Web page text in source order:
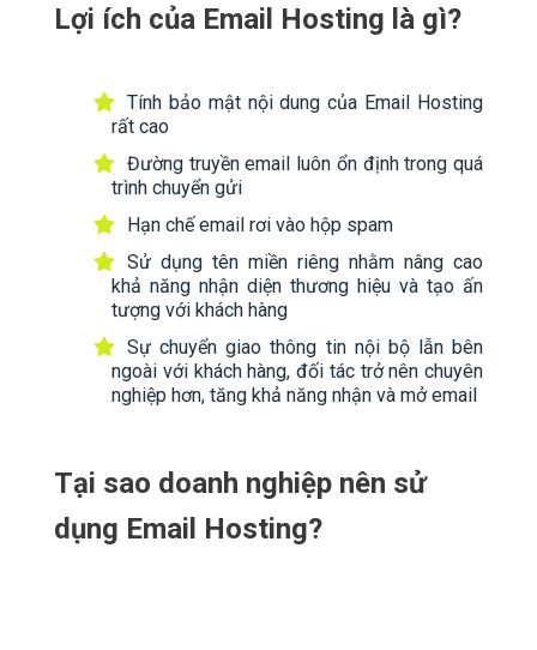
Lợi ích của Email Hosting là gì?
Tính bảo mật nội dung của Email Hosting
rất cao
Đường truyền email luôn ổn định trong quá
trình chuyển gửi
Hạn chế email rơi vào hộp spam
Sử dụng tên miền riêng nhằm nâng cao
khả năng nhận diện thương hiệu và tạo ấn
tượng với khách hàng
Sự chuyển giao thông tin nội bộ lẫn bên
ngoài với khách hàng, đối tác trở nên chuyên
nghiệp hơn, tăng khả năng nhận và mở email
Tại sao doanh nghiệp nên sử
dụng Email Hosting?